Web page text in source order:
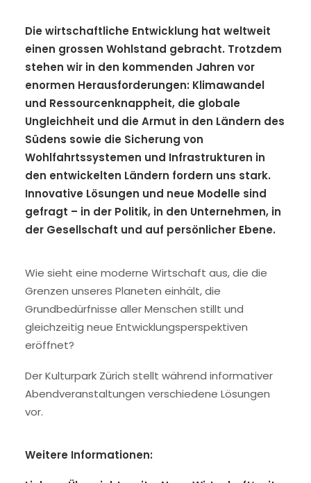
Die wirtschaftliche Entwicklung hat weltweit
einen grossen Wohlstand gebracht. Trotzdem
stehen wir in den kommenden Jahren vor
enormen Herausforderungen: Klimawandel
und Ressourcenknappheit, die globale
Ungleichheit und die Armut in den Ländern des
Südens sowie die Sicherung von
Wohlfahrtssystemen und Infrastrukturen in
den entwickelten Ländern fordern uns stark.
Innovative Lösungen und neue Modelle sind
gefragt – in der Politik, in den Unternehmen, in
der Gesellschaft und auf persönlicher Ebene.
Wie sieht eine moderne Wirtschaft aus, die die
Grenzen unseres Planeten einhält, die
Grundbedürfnisse aller Menschen stillt und
gleichzeitig neue Entwicklungsperspektiven
eröffnet?
Der Kulturpark Zürich stellt während informativer
Abendveranstaltungen verschiedene Lösungen
vor.
Weitere Informationen: